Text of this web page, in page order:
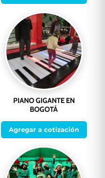
PIANO GIGANTE EN
BOGOTÁ
Agregar a cotización